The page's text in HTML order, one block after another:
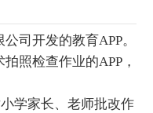
司开发的教育APP。
照检查作业的APP，
学家长、老师批改作